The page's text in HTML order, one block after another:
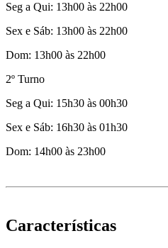
Seg a Qui: 13h00 às 22h00
Sex e Sáb: 13h00 às 22h00
Dom: 13h00 às 22h00
2º Turno
Seg a Qui: 15h30 às 00h30
Sex e Sáb: 16h30 às 01h30
Dom: 14h00 às 23h00
Características